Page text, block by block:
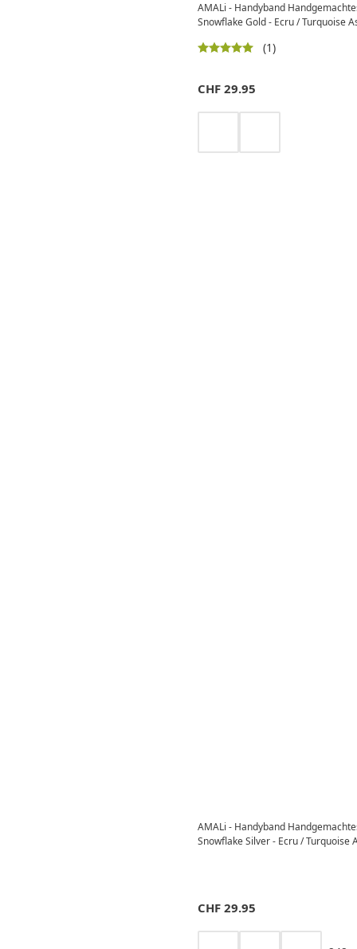
AMALi - Handyband
Snowflake Gold - Ecru / Turquoise
(1)
CHF 29.95
AMALi - Handyband
Snowflake Silver - Ecru / Turquoise
CHF 29.95